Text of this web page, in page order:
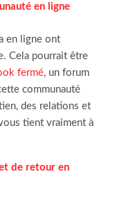
en ligne
en ligne ont
Cela pourrait être
fermé, un forum
communauté
des relations et
tient vraiment à
de retour en